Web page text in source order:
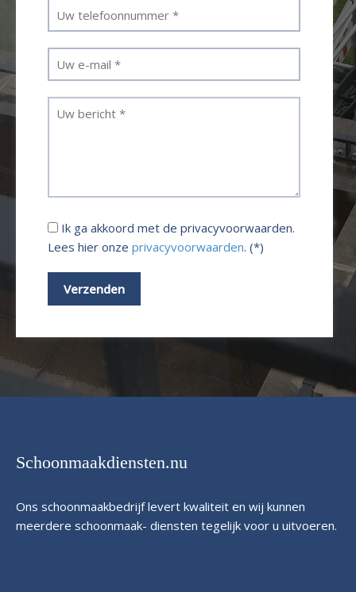
Ik ga akkoord met de privacyvoorwaarden.
Lees hier onze privacyvoorwaarden. (*)
Schoonmaakdiensten.nu
Ons schoonmaakbedrijf levert kwaliteit en wij kunnen
meerdere schoonmaak- diensten tegelijk voor u uitvoeren.